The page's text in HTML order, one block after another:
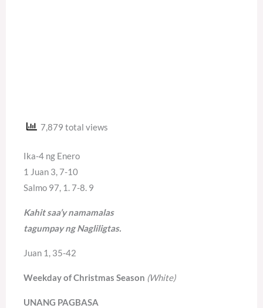
7,879 total views
Ika-4 ng Enero
1 Juan 3, 7-10
Salmo 97, 1. 7-8. 9
Kahit saa’y namamalas
tagumpay ng Nagliligtas.
Juan 1, 35-42
Weekday of Christmas Season (White)
UNANG PAGBASA